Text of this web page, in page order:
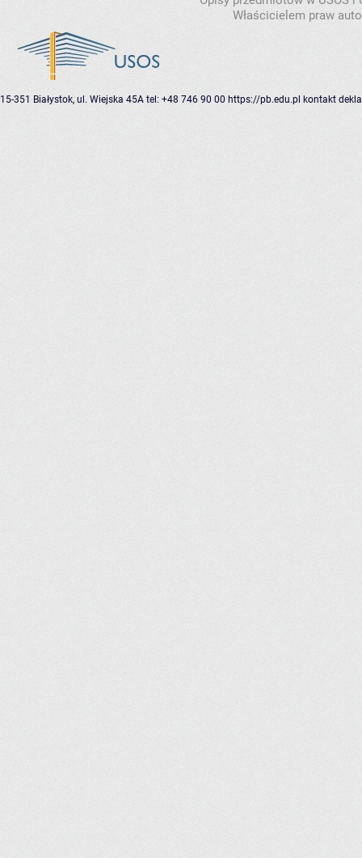
Właścicielem praw
15-351 Białystok, ul. Wiejska 45A tel: +48 746 90 00 https://pb.edu.pl kontakt